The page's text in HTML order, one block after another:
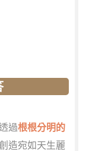
過根根分明的
造宛如天生麗